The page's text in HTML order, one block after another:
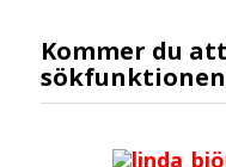
Kommer du